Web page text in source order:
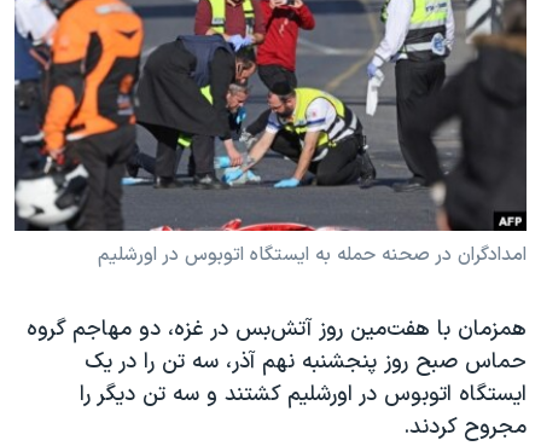
فرهنگ و زندگی
حقوق شهروندی
علم و فناوری
اسرائیل در جنگ
گالری عکس
مستندها
انتخابات ریاست جمهوری آمریکا ۲۰۲۴
حمله جمهوری اسلامی به اسرائیل
رمز مهسا
ورزش زنان در ایران
اعتراضات زن، زندگی، آزادی
تریبونال مردمی آبان ۹۸
دادگاه حمید نوری
چهل سال گروگان‌گیری
دنبال کنید
زبانهای مختلف
امدادگران در صحنه حمله به ایستگاه اتوبوس در اورشلیم
همزمان با هفت‌مین روز آتش‌بس در غزه، دو مهاجم گروه
حماس صبح روز پنجشنبه نهم آذر، سه تن را در یک
ایستگاه اتوبوس در اورشلیم کشتند و سه تن دیگر را
مجروح کردند.